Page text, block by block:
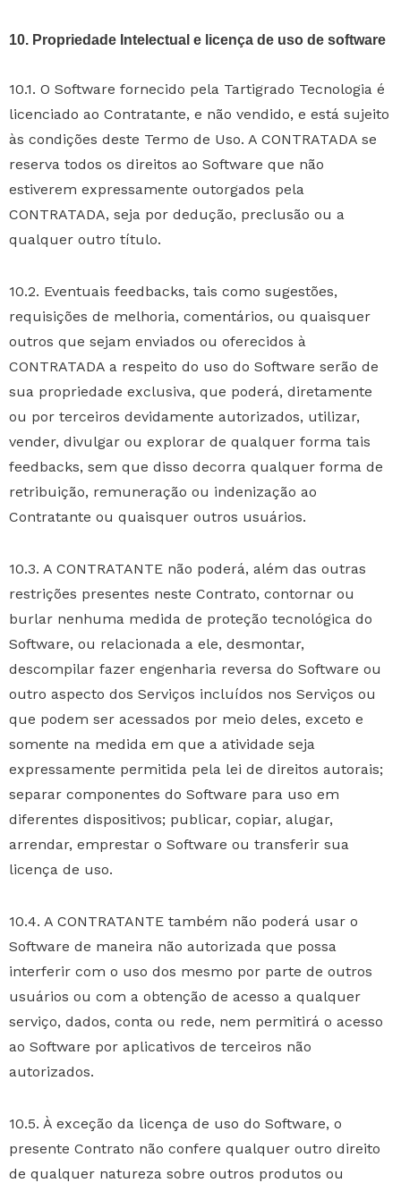
10. Propriedade Intelectual e licença de uso de software
10.1. O Software fornecido pela Tartigrado Tecnologia é
licenciado ao Contratante, e não vendido, e está sujeito
às condições deste Termo de Uso. A CONTRATADA se
reserva todos os direitos ao Software que não
estiverem expressamente outorgados pela
CONTRATADA, seja por dedução, preclusão ou a
qualquer outro título.
10.2. Eventuais feedbacks, tais como sugestões,
requisições de melhoria, comentários, ou quaisquer
outros que sejam enviados ou oferecidos à
CONTRATADA a respeito do uso do Software serão de
sua propriedade exclusiva, que poderá, diretamente
ou por terceiros devidamente autorizados, utilizar,
vender, divulgar ou explorar de qualquer forma tais
feedbacks, sem que disso decorra qualquer forma de
retribuição, remuneração ou indenização ao
Contratante ou quaisquer outros usuários.
10.3. A CONTRATANTE não poderá, além das outras
restrições presentes neste Contrato, contornar ou
burlar nenhuma medida de proteção tecnológica do
Software, ou relacionada a ele, desmontar,
descompilar fazer engenharia reversa do Software ou
outro aspecto dos Serviços incluídos nos Serviços ou
que podem ser acessados por meio deles, exceto e
somente na medida em que a atividade seja
expressamente permitida pela lei de direitos autorais;
separar componentes do Software para uso em
diferentes dispositivos; publicar, copiar, alugar,
arrendar, emprestar o Software ou transferir sua
licença de uso.
10.4. A CONTRATANTE também não poderá usar o
Software de maneira não autorizada que possa
interferir com o uso dos mesmo por parte de outros
usuários ou com a obtenção de acesso a qualquer
serviço, dados, conta ou rede, nem permitirá o acesso
ao Software por aplicativos de terceiros não
autorizados.
10.5. À exceção da licença de uso do Software, o
presente Contrato não confere qualquer outro direito
de qualquer natureza sobre outros produtos ou